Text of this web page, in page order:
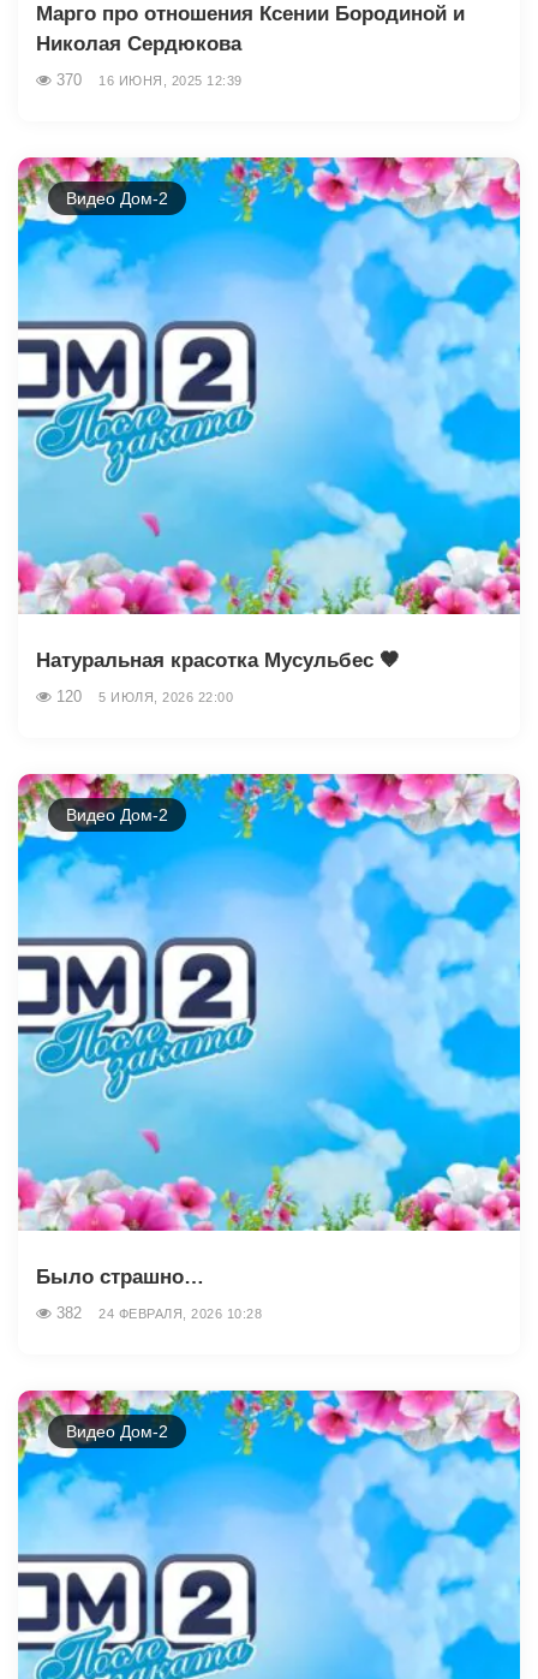
Марго про отношения Ксении Бородиной и
Николая Сердюкова
370 16 ИЮНЯ, 2025 12:39
Видео Дом-2
Натуральная красотка Мусульбес 🤎
120 5 ИЮЛЯ, 2026 22:00
Видео Дом-2
Было страшно…
382 24 ФЕВРАЛЯ, 2026 10:28
Видео Дом-2